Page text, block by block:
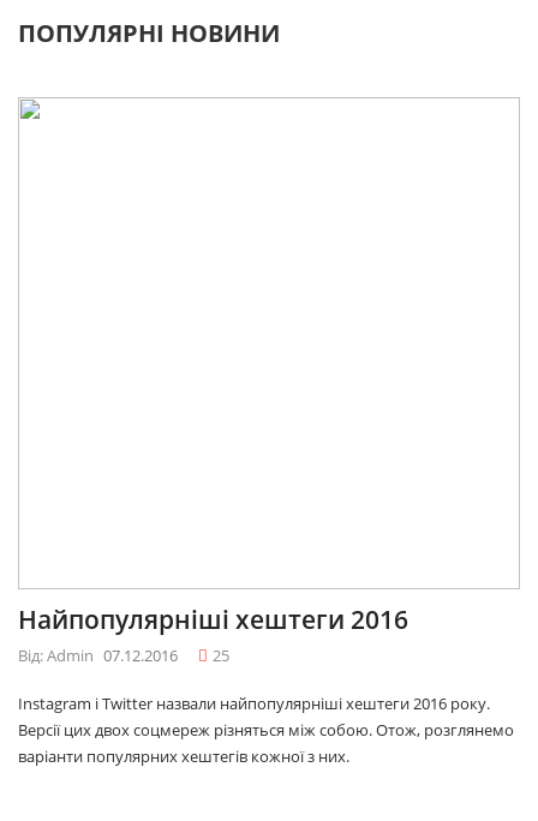
ПОПУЛЯРНІ НОВИНИ
Найпопулярніші хештеги 2016
Від: Admin 07.12.2016 25
Instagram і Twitter назвали найпопулярніші хештеги 2016 року.
Версії цих двох соцмереж різняться між собою. Отож, розглянемо
варіанти популярних хештегів кожної з них.